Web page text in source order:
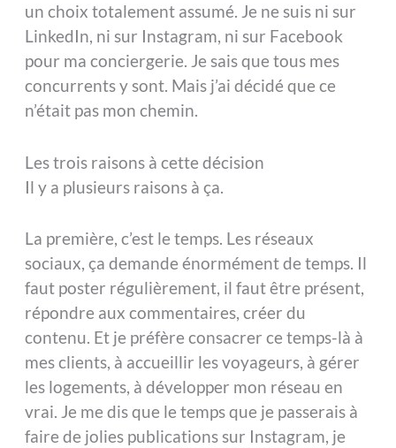
un choix totalement assumé. Je ne suis ni sur
LinkedIn, ni sur Instagram, ni sur Facebook
pour ma conciergerie. Je sais que tous mes
concurrents y sont. Mais j’ai décidé que ce
n’était pas mon chemin.
Les trois raisons à cette décision
Il y a plusieurs raisons à ça.
La première, c’est le temps. Les réseaux
sociaux, ça demande énormément de temps. Il
faut poster régulièrement, il faut être présent,
répondre aux commentaires, créer du
contenu. Et je préfère consacrer ce temps-là à
mes clients, à accueillir les voyageurs, à gérer
les logements, à développer mon réseau en
vrai. Je me dis que le temps que je passerais à
faire de jolies publications sur Instagram, je